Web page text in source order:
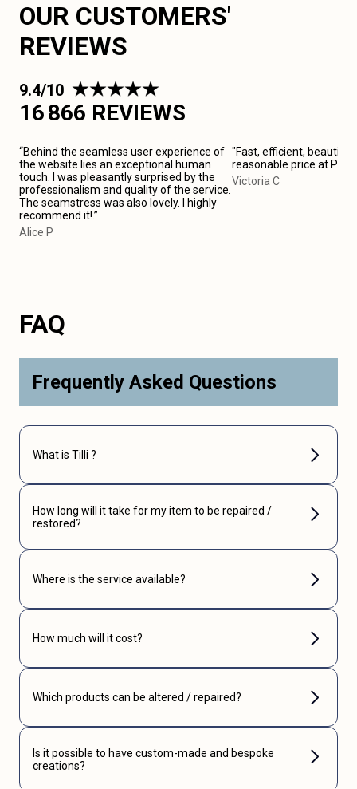
OUR CUSTOMERS'
REVIEWS
9.4/10
16 866 REVIEWS
“Behind the seamless user experience of
the website lies an exceptional human
touch. I was pleasantly surprised by the
professionalism and quality of the service.
The seamstress was also lovely. I highly
recommend it!.”
Alice P
"Fast, efficient, beautiful
reasonable price at
Victoria C
FAQ
Frequently Asked Questions
What is Tilli ?
How long will it take for my item to be repaired /
restored?
Where is the service available?
How much will it cost?
Which products can be altered / repaired?
Is it possible to have custom-made and bespoke
creations?